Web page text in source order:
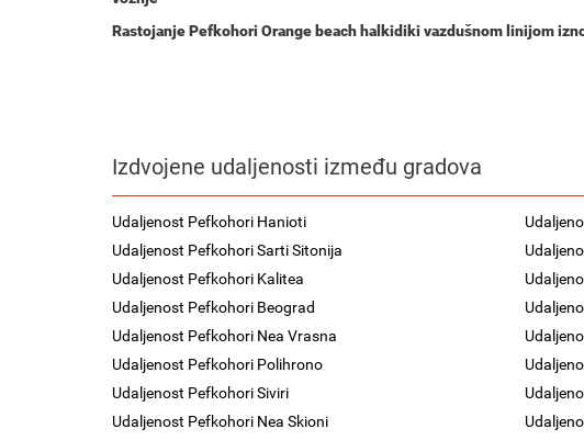
Rastojanje Pefkohori Orange beach halkidiki vazdušnom linijom
Izdvojene udaljenosti između gradova
Udaljenost Pefkohori Hanioti
Udaljenost Pefkohori Sarti Sitonija
Udaljenost Pefkohori Kalitea
Udaljenost Pefkohori Beograd
Udaljenost Pefkohori Nea Vrasna
Udaljenost Pefkohori Polihrono
Udaljenost Pefkohori Siviri
Udaljenost Pefkohori Nea Skioni